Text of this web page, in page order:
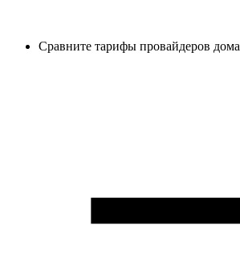
Сравните тарифы провайдеров дома